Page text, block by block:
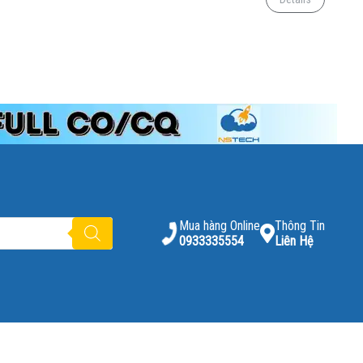
Mua hàng Online
0933335554
Thông Tin
Liên Hệ